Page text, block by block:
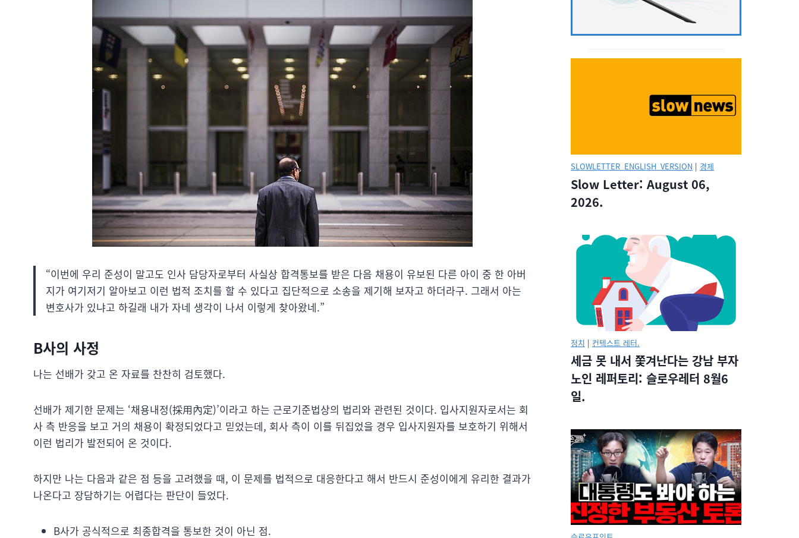
“이번에 우리 준성이 말고도 인사 담당자로부터 사실상 합격통보를 받은 다음 채용이 유보된 다른 아이 중 한 아버
지가 여기저기 알아보고 이런 법적 조치를 할 수 있다고 집단적으로 소송을 제기해 보자고 하더라구. 그래서 아는
변호사가 있냐고 하길래 내가 자네 생각이 나서 이렇게 찾아왔네.”
B사의 사정
나는 선배가 갖고 온 자료를 찬찬히 검토했다.
선배가 제기한 문제는 ‘채용내정(採用內定)’이라고 하는 근로기준법상의 법리와 관련된 것이다. 입사지원자로서는 회
사 측 반응을 보고 거의 채용이 확정되었다고 믿었는데, 회사 측이 이를 뒤집었을 경우 입사지원자를 보호하기 위해서
이런 법리가 발전되어 온 것이다.
하지만 나는 다음과 같은 점 등을 고려했을 때, 이 문제를 법적으로 대응한다고 해서 반드시 준성이에게 유리한 결과가
나온다고 장담하기는 어렵다는 판단이 들었다.
B사가 공식적으로 최종합격을 통보한 것이 아닌 점.
SLOWLETTER_ENGLISH_VERSION | 경제
Slow Letter: August 06,
2026.
정치 | 컨텍스트 레터.
세금 못 내서 쫓겨난다는 강남 부자
노인 레퍼토리: 슬로우레터 8월6
일.